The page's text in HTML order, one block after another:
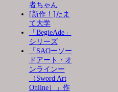
者ちゃん
[新作！]たま
て大学
「BegieAde」
シリーズ
「SAOーソー
ドアート・オ
ンラインー
（Sword Art
Online）」作